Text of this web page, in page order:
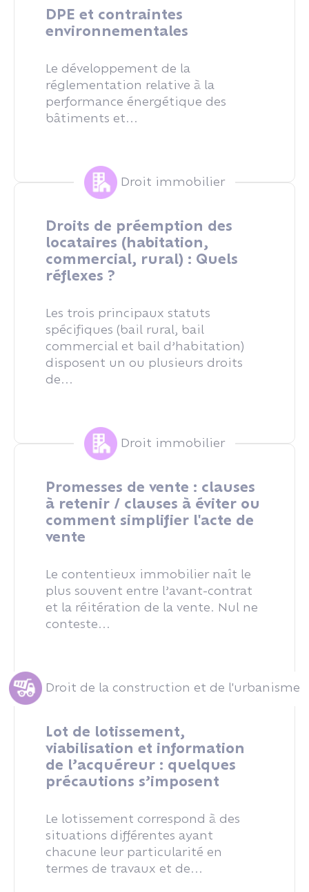
DPE et contraintes
environnementales
Le développement de la
réglementation relative à la
performance énergétique des
bâtiments et...
Droit immobilier
Droits de préemption des
locataires (habitation,
commercial, rural) : Quels
réflexes ?
Les trois principaux statuts
spécifiques (bail rural, bail
commercial et bail d’habitation)
disposent un ou plusieurs droits
de...
Droit immobilier
Promesses de vente : clauses
à retenir / clauses à éviter ou
comment simplifier l'acte de
vente
Le contentieux immobilier naît le
plus souvent entre l’avant-contrat
et la réitération de la vente. Nul ne
conteste...
Droit de la construction et de l'urbanisme
Lot de lotissement,
viabilisation et information
de l’acquéreur : quelques
précautions s’imposent
Le lotissement correspond à des
situations différentes ayant
chacune leur particularité en
termes de travaux et de...